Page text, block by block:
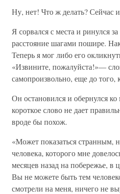
Ну, нет! Что ж делать? Сейчас
Я сорвался с места и ринулся
расстояние шагами пошире.
Теперь я мог либо его
«Извините, пожалуйста!»—
самопроизвольно, еще до того,
Он остановился и обернулся
короткое слово не дает
вроде бы похож.
«Может показаться странным,
человека, которого мне
месяцев назад на побережье,
Вы не можете быть тем
смотрели на меня, ничего не